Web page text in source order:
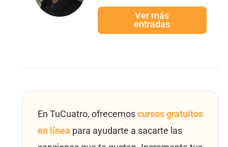
Ver más
entradas
En TuCuatro, ofrecemos cursos gratuitos
en línea para ayudarte a sacarte las